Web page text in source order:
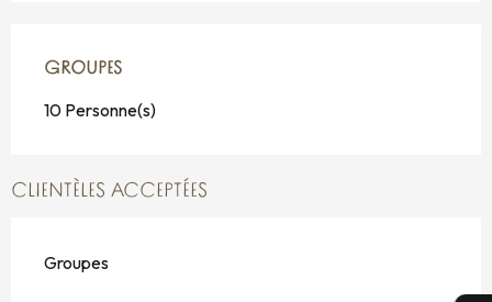
GROUPES
GROUPES
10 Personne(s)
CLIENTÈLES ACCEPTÉES
Groupes